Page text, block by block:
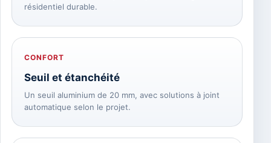
résidentiel durable.
CONFORT
Seuil et étanchéité
Un seuil aluminium de 20 mm, avec solutions à joint
automatique selon le projet.